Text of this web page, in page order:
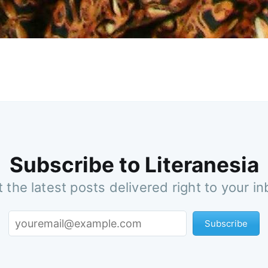
Subscribe to Literanesia
the latest posts delivered right to your
Subscribe